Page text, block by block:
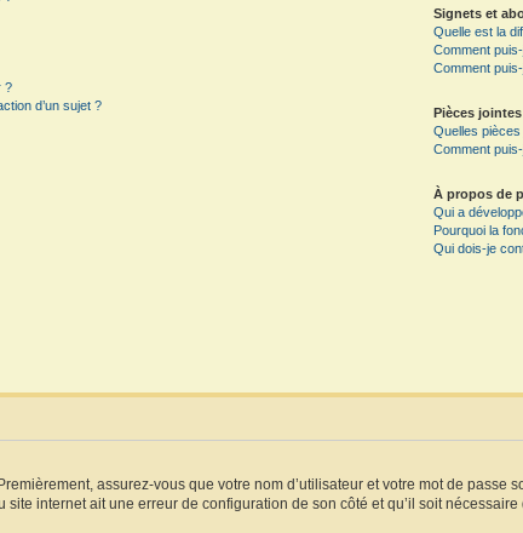
?
d’un sujet ?
Signets et
Quelle est la
Comment
Comment
Pièces jointes
Quelles
Comment
À propos de
Qui a
Pourquoi la
Qui dois-je
assurez-vous que votre nom d’utilisateur et votre mot de
internet ait une erreur de configuration de son côté et qu’il soit nécessaire